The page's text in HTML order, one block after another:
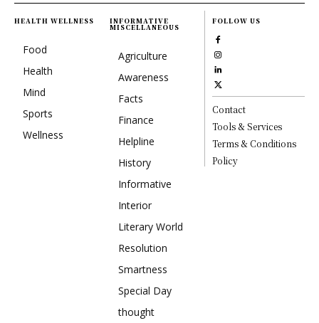
HEALTH WELLNESS
Food
Health
Mind
Sports
Wellness
INFORMATIVE
MISCELLANEOUS
Agriculture
Awareness
Facts
Finance
Helpline
History
Informative
Interior
Literary World
Resolution
Smartness
Special Day
thought
FOLLOW US
Contact
Tools & Services
Terms & Conditions
Policy